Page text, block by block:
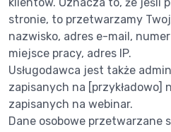
stronie, to przetwarzamy
nazwisko, adres e-mail,
miejsce pracy, adres IP.
Usługodawca jest także
zapisanych na [przykładowo]
zapisanych na webinar.
Dane osobowe przetwarzane